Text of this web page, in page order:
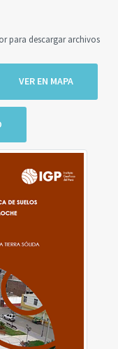
para descargar archivos
VER EN MAPA